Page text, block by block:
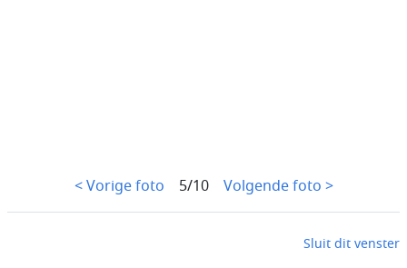
< Vorige foto 5/10 Volgende foto >
Sluit dit venster